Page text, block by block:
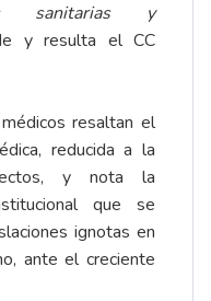
sanitarias y
y resulta el CC
resaltan el
reducida a la
y nota la
que se
ignotas en
ante el creciente